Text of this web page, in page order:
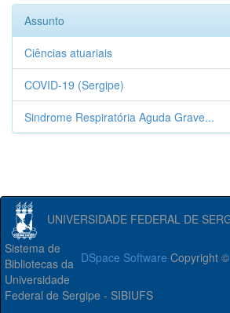
Assunto
Ciências atuariais
COVID-19 (Sergipe)
Sindrome Respiratória Aguda Grave...
UNIVERSIDADE FEDERAL DE
DSpace Software Copyright
Sistema de
Bibliotecas da
Universidade
Federal de Sergipe - SIBIUFS